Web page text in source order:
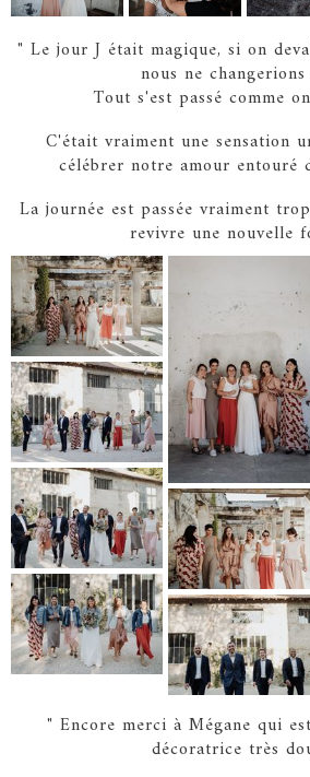
" Le jour J était magique, si on
nous ne
Tout s'est passé comme
C'était vraiment une sensation
célébrer notre amour entouré
La journée est passée vraiment
revivre une nouvelle
" Encore merci à Mégane qui
décoratrice très